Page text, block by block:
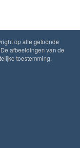
op alle getoonde
afbeeldingen van de
toestemming.